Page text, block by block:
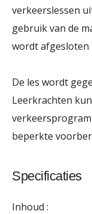
verkeerslessen
gebruik van de
wordt afgesloten
De les wordt
Leerkrachten
beperkte
Specificaties
Inhoud :